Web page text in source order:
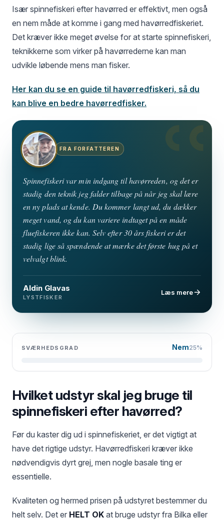
Især spinnefiskeri efter havørred er effektivt, men også
en nem måde at komme i gang med havørredfiskeriet.
Det kræver ikke meget øvelse for at starte spinnefiskeri,
teknikkerne som virker på havørrederne kan man
udvikle løbende mens man fisker.
Her kan du se en guide til havørredfiskeri, så du
kan blive en bedre havørredfisker.
FRA FORFATTEREN
Spinnefiskeri var min indgang til havørreden, og det er
stadig den teknik jeg falder tilbage på når jeg skal lære
en ny plads at kende. Du kommer langt ud, du dækker
meget vand, og du kan variere indtaget på en måde
fluefiskeren ikke kan. Selv efter 30 års fiskeri er det
stadig lige så spændende at mærke det første hug på et
velvalgt blink.
Aldin Glavas
LYSTFISKER
Læs mere
SVÆRHEDSGRAD Nem25%
Hvilket udstyr skal jeg bruge til
spinnefiskeri efter havørred?
Før du kaster dig ud i spinnefiskeriet, er det vigtigt at
have det rigtige udstyr. Havørredfiskeri kræver ikke
nødvendigvis dyrt grej, men nogle basale ting er
essentielle.
Kvaliteten og hermed prisen på udstyret bestemmer du
helt selv. Det er HELT OK at bruge udstyr fra Bilka eller